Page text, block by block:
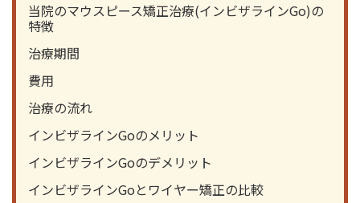
当院のマウスピース矯正治療(インビザラインGo)の
特徴
治療期間
費用
治療の流れ
インビザラインGoのメリット
インビザラインGoのデメリット
インビザラインGoとワイヤー矯正の比較